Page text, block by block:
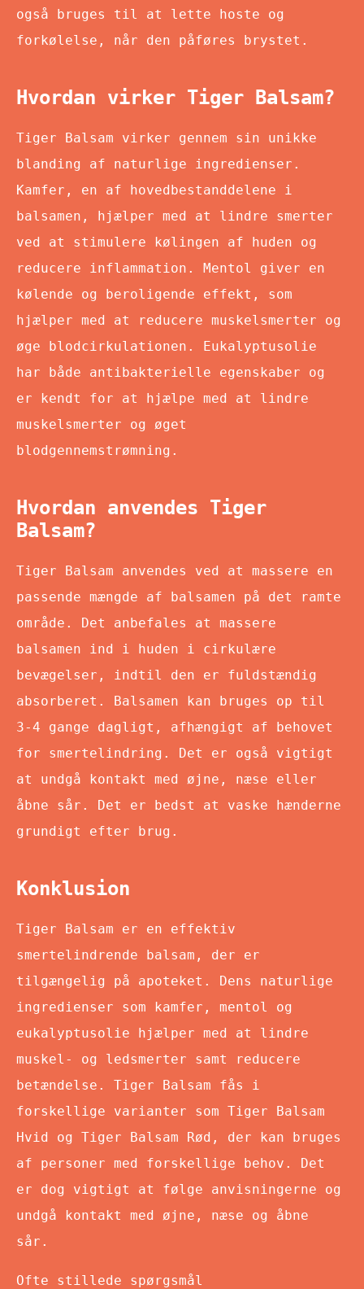
også bruges til at lette hoste og
forkølelse, når den påføres brystet.
Hvordan virker Tiger Balsam?
Tiger Balsam virker gennem sin unikke
blanding af naturlige ingredienser.
Kamfer, en af hovedbestanddelene i
balsamen, hjælper med at lindre smerter
ved at stimulere kølingen af huden og
reducere inflammation. Mentol giver en
kølende og beroligende effekt, som
hjælper med at reducere muskelsmerter og
øge blodcirkulationen. Eukalyptusolie
har både antibakterielle egenskaber og
er kendt for at hjælpe med at lindre
muskelsmerter og øget
blodgennemstrømning.
Hvordan anvendes Tiger
Balsam?
Tiger Balsam anvendes ved at massere en
passende mængde af balsamen på det ramte
område. Det anbefales at massere
balsamen ind i huden i cirkulære
bevægelser, indtil den er fuldstændig
absorberet. Balsamen kan bruges op til
3-4 gange dagligt, afhængigt af behovet
for smertelindring. Det er også vigtigt
at undgå kontakt med øjne, næse eller
åbne sår. Det er bedst at vaske hænderne
grundigt efter brug.
Konklusion
Tiger Balsam er en effektiv
smertelindrende balsam, der er
tilgængelig på apoteket. Dens naturlige
ingredienser som kamfer, mentol og
eukalyptusolie hjælper med at lindre
muskel- og ledsmerter samt reducere
betændelse. Tiger Balsam fås i
forskellige varianter som Tiger Balsam
Hvid og Tiger Balsam Rød, der kan bruges
af personer med forskellige behov. Det
er dog vigtigt at følge anvisningerne og
undgå kontakt med øjne, næse og åbne
sår.
Ofte stillede spørgsmål